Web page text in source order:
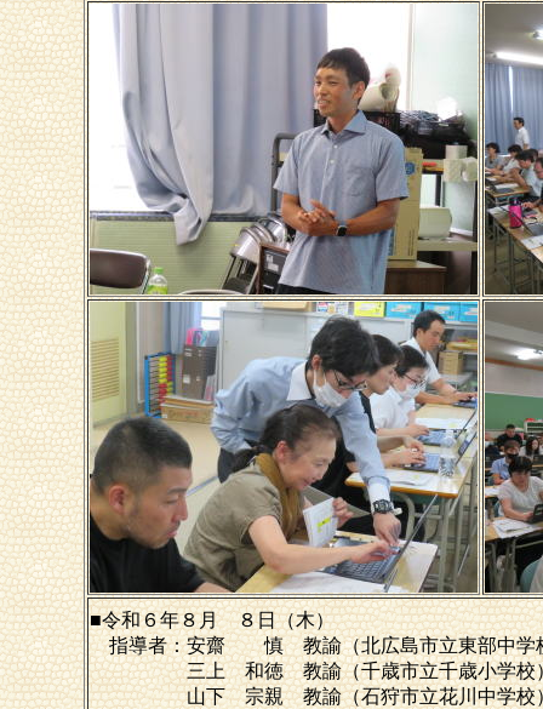
■令和６年８月 ８日（木）
指導者：安齋 慎 教諭（北広島市立東部中学
三上 和徳 教諭（千歳市立千歳小学校
山下 宗親 教諭（石狩市立花川中学校